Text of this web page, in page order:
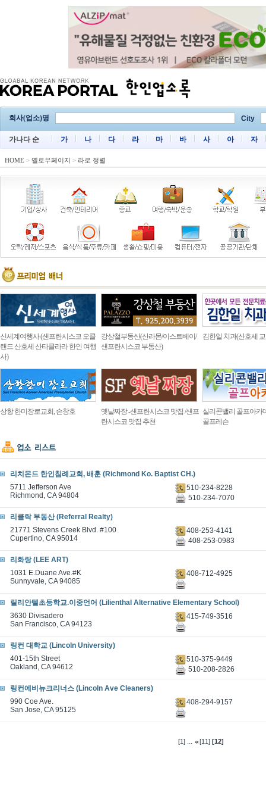
회사(업소)명 City
가나다 순 가 나 다 라 마 바 사 아 자
HOME > 옐로우페이지 > 라로 정렬
신세계여행사 (샌프란시스코 오클
랜드 산호세 산타클라라 한인 여행
사)
강상철부동산(산라몬/이스트베이/
샌프란시스코 부동산)
김한일 치과(산호세
상항 한미장로교회, 손창호
옛날짜장 -샌프란시스코 맛집 /샌프
란시스코 맛집 추천
실리콘밸리 골프아카
골프레슨
리치몬드 한인침례교회, 배훈 (Richmond Ko. Baptist CH.)
5711 Jefferson Ave
Richmond, CA 94804
510-234-8228
510-234-7070
리클락 부동산 (Referral Realty)
21771 Stevens Creek Blvd. #100
Cupertino, CA 95014
408-253-4141
408-253-0983
리화랑 (LEE ART)
1031 E.Duane Ave.#K
Sunnyvale, CA 94085
408-712-4925
릴리안텔초등학교.이중언어 (Lilienthal Alternative Elementary School)
3630 Divisadero
San Francisco, CA 94123
415-749-3516
링컨 대학교 (Lincoln University)
401-15th Street
Oakland, CA 94612
510-375-9449
510-208-2826
링컨에비뉴크리너스 (Lincoln Ave Cleaners)
990 Coe Ave.
San Jose, CA 95125
408-294-9157
[1] ... [11] [12]